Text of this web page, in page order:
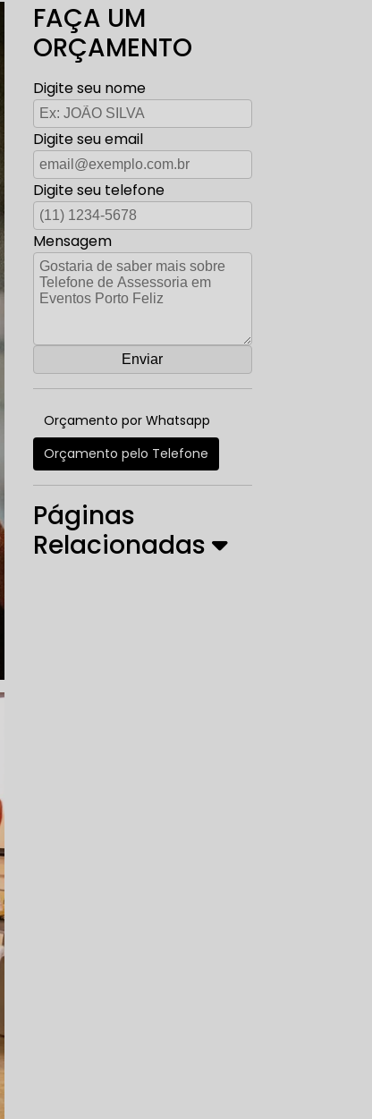
FAÇA UM
ORÇAMENTO
Digite seu nome
Digite seu email
Digite seu telefone
Mensagem
Orçamento por Whatsapp
Orçamento pelo Telefone
Páginas
Relacionadas